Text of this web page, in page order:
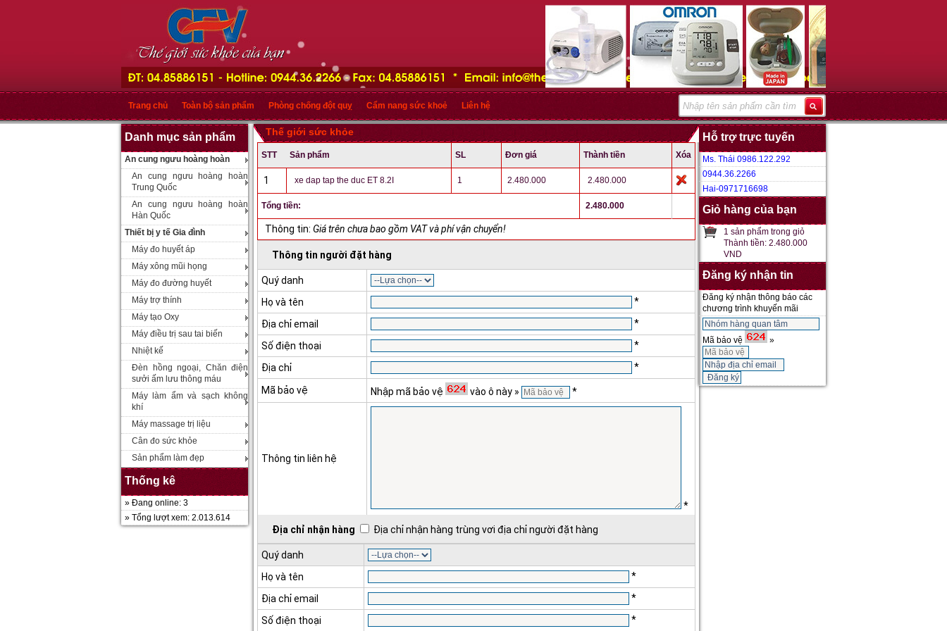
Trang chủ Toàn bộ sản phẩm Phòng chống đột quỵ Cẩm nang sức khoẻ Liên hệ
Danh mục sản phẩm
An cung ngưu hoàng hoàn
An cung ngưu hoàng hoàn
Trung Quốc
An cung ngưu hoàng hoàn
Hàn Quốc
Thiết bị y tế Gia đình
Máy đo huyết áp
Máy xông mũi họng
Máy đo đường huyết
Máy trợ thính
Máy tạo Oxy
Máy điều trị sau tai biến
Nhiệt kế
Đèn hồng ngoại, Chăn điện
sưởi ấm lưu thông máu
Máy làm ẩm và sạch không
khí
Máy massage trị liệu
Cân đo sức khỏe
Sản phẩm làm đẹp
Thống kê
» Đang online: 3
» Tổng lượt xem: 2.013.614
Thế giới sức khỏe
STT Sản phẩm SL Đơn giá Thành tiền Xóa
1 xe dap tap the duc ET 8.2I 1 2.480.000 2.480.000
Tổng tiền: 2.480.000
Thông tin: Giá trên chưa bao gồm VAT và phí vận chuyển!
Thông tin người đặt hàng
Quý danh
Họ và tên
*
Địa chỉ email
*
Số điện thoại
*
Địa chỉ
*
Mã bảo vệ Nhập mã bảo vệ vào ô này » *
Thông tin liên hệ
*
Địa chỉ nhận hàng Địa chỉ nhận hàng trùng vơi địa chỉ người đặt hàng
Quý danh
Họ và tên
*
Địa chỉ email
*
Số điện thoại
*
Hỗ trợ trực tuyến
Ms. Thái 0986.122.292
0944.36.2266
Hai-0971716698
Giỏ hàng của bạn
1 sản phẩm trong giỏ
Thành tiền: 2.480.000
VND
Đăng ký nhận tin
Đăng ký nhận thông báo các
chương trình khuyến mãi
Mã bảo vệ »